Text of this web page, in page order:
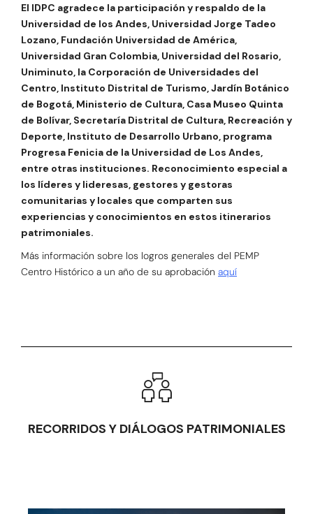
El IDPC agradece la participación y respaldo de la
Universidad de los Andes, Universidad Jorge Tadeo
Lozano, Fundación Universidad de América,
Universidad Gran Colombia, Universidad del Rosario,
Uniminuto, la Corporación de Universidades del
Centro, Instituto Distrital de Turismo, Jardín Botánico
de Bogotá, Ministerio de Cultura, Casa Museo Quinta
de Bolívar, Secretaría Distrital de Cultura, Recreación y
Deporte, Instituto de Desarrollo Urbano, programa
Progresa Fenicia de la Universidad de Los Andes,
entre otras instituciones. Reconocimiento especial a
los líderes y lideresas, gestores y gestoras
comunitarias y locales que comparten sus
experiencias y conocimientos en estos itinerarios
patrimoniales.
Más información sobre los logros generales del PEMP
Centro Histórico a un año de su aprobación aquí
RECORRIDOS Y DIÁLOGOS PATRIMONIALES